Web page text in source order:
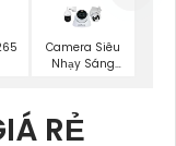
Camera Siêu
Nhạy Sáng
RẺ